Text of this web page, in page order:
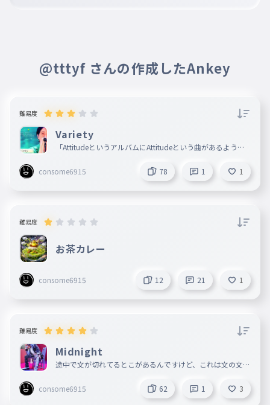
025 心拍数はみるみる上昇中
しんぱくすうはみるみるじょうしょうちゅう
ただすこやかに
027 生きていてね
いきていてね
028 それだけで幸せ
030
すきすぎてめつ
031 どこまで惚れさせる気なの?
どこまでほれさせるきなの
んてさ
ああきみがのんふぃくしょんだなんてさ
033 理性持たない 心臓持たない
四六時中 ゾッコン中
@tttyf さんの作成したAnkey
難易度
Variety
「AttitudeというアルバムにAttitudeという曲があるように
に、この曲にも特別な名前をつけました。」byもっくん htt
ps://typing-tube.net/play/typing/74357
consome6915 78 1 1
難易度
お茶カレー
consome6915 12 21 1
難易度
Midnight
途中で文が切れてるとこがあるんですけど、これは文の文字
consome6915
62 1 3